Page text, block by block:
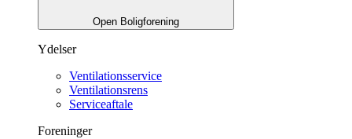
Open Boligforening
Ydelser
Ventilationsservice
Ventilationsrens
Serviceaftale
Foreninger